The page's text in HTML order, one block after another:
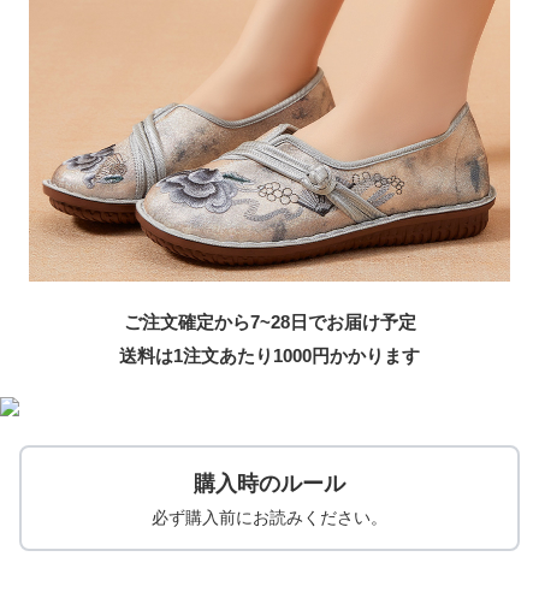
ご注文確定から7~28日でお届け予定
送料は1注文あたり 1000円かかります
購入時のルール
必ず購入前にお読みください。